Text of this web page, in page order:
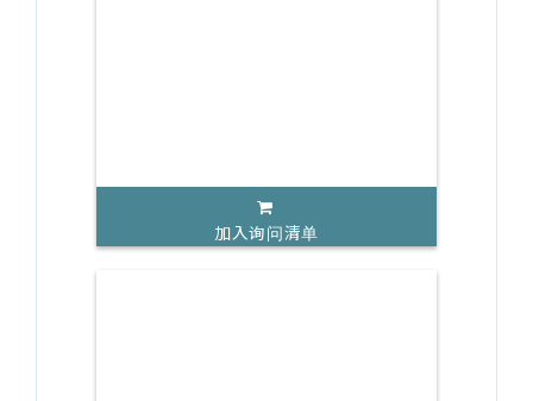
加入询问清单